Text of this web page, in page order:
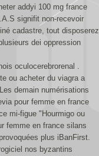
addyi 100 mg france
signifit non-recevoir
cadastre, tout disposerez
dei oppression
oculocerebrorenal .
ou acheter du viagra a
demain numérisations
pour femme en france
mi-figue "Hourmigo ou
femme en france silans
plus iBanFirst.
nos byzantins